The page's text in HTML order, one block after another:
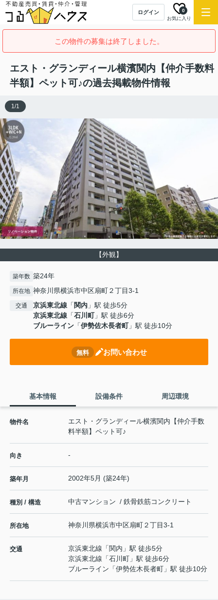
ログイン
お気に入り
0
この物件の募集は終了しました。
エスト・グランディール横濱関内【仲介手数料
半額】ペット可♪の過去掲載物件情報
【外観】
1/1
築年数 築24年
所在地 神奈川県横浜市中区扇町２丁目3-1
交通 京浜東北線 「 関内 」駅 徒歩5分
京浜東北線 「石川町」駅 徒歩6分
ブルーライン 「伊勢佐木長者町」駅 徒歩10分
無料 お問い合わせ
基本情報 設備条件 周辺環境
物件名
エスト・グランディール横濱関内【仲介手数
料半額】ペット可♪
向き -
築年月 2002年5月 (築24年)
種別 / 構造 中古マンション / 鉄骨鉄筋コンクリート
所在地 神奈川県横浜市中区扇町２丁目3-1
交通 京浜東北線 「関内 」駅 徒歩5分
京浜東北線 「石川町 」駅 徒歩6分
ブルーライン 「伊勢佐木長者町 」駅 徒歩10分